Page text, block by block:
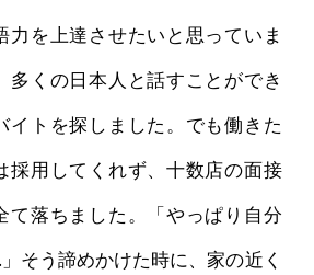
力を上達させたいと思っていま
多くの日本人と話すことができ
イトを探しました。でも働きた
採用してくれず、十数店の面接
て落ちました。「やっぱり自分
そう諦めかけた時に、家の近く